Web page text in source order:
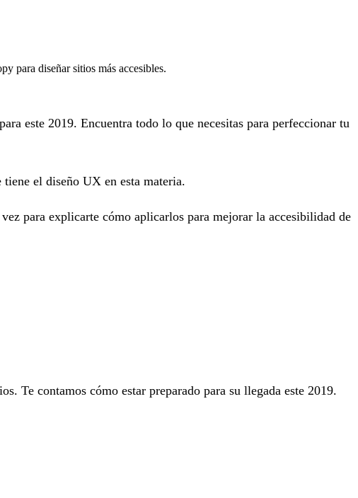
para diseñar sitios más accesibles.
este 2019. Encuentra todo lo que necesitas para perfeccionar tu
tiene el diseño UX en esta materia.
vez para explicarte cómo aplicarlos para mejorar la accesibilidad de
Te contamos cómo estar preparado para su llegada este 2019.